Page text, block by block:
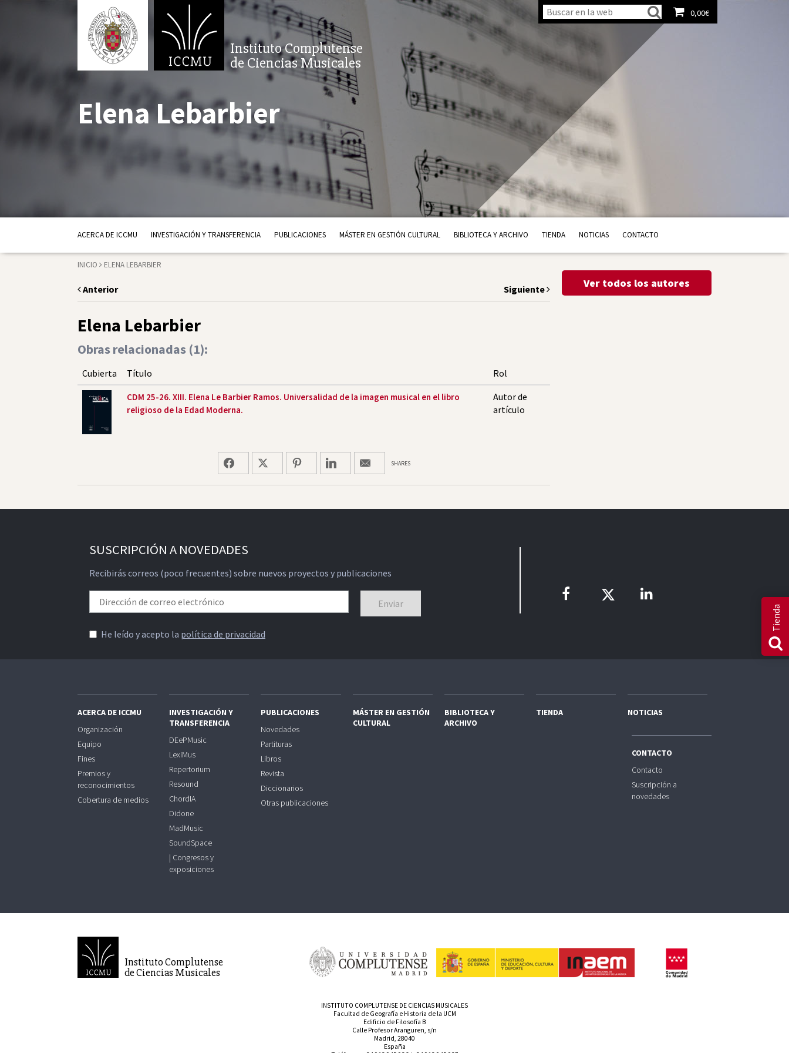
Instituto Complutense
de Ciencias Musicales
0,00€
Tienda
Elena Lebarbier
ACERCA DE ICCMU INVESTIGACIÓN Y TRANSFERENCIA PUBLICACIONES MÁSTER EN GESTIÓN CULTURAL BIBLIOTECA Y ARCHIVO TIENDA NOTICIAS CONTACTO
INICIO ELENA LEBARBIER
Anterior Siguiente
Elena Lebarbier
Obras relacionadas (1):
Cubierta Título Rol
CDM 25-26. XIII. Elena Le Barbier Ramos. Universalidad de la imagen musical en el libro
religioso de la Edad Moderna.
Autor de
artículo
SHARES
Ver todos los autores
SUSCRIPCIÓN A NOVEDADES
Recibirás correos (poco frecuentes) sobre nuevos proyectos y publicaciones
He leído y acepto la política de privacidad
ACERCA DE ICCMU
Organización
Equipo
Fines
Premios y
reconocimientos
Cobertura de medios
INVESTIGACIÓN Y
TRANSFERENCIA
DEePMusic
LexiMus
Repertorium
Resound
ChordIA
Didone
MadMusic
SoundSpace
| Congresos y
exposiciones
PUBLICACIONES
Novedades
Partituras
Libros
Revista
Diccionarios
Otras publicaciones
MÁSTER EN GESTIÓN
CULTURAL
BIBLIOTECA Y
ARCHIVO
TIENDA NOTICIAS
CONTACTO
Contacto
Suscripción a
novedades
Instituto Complutense
de Ciencias Musicales
INSTITUTO COMPLUTENSE DE CIENCIAS MUSICALES
Facultad de Geografía e Historia de la UCM
Edificio de Filosofía B
Calle Profesor Aranguren, s/n
Madrid, 28040
España